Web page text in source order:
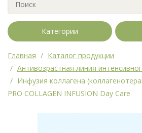
Категории
Главная
Каталог продукции
Антивозрастная линия
Инфузия коллагена
PRO COLLAGEN INFUSION Day Care